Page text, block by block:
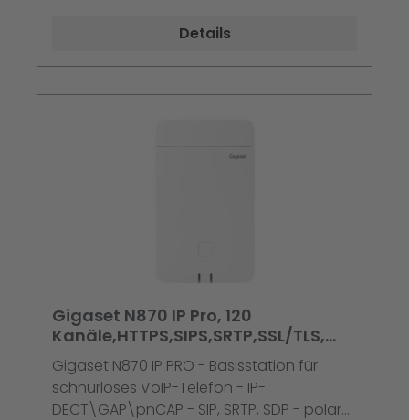
Details
Gigaset N870 IP Pro, 120
Kanäle,HTTPS,SIPS,SRTP,SSL/TLS,
Weiß, 5 - 45 °C, -20 - 70
Gigaset N870 IP PRO - Basisstation für
schnurloses VoIP-Telefon - IP-
DECT\GAP\pnCAP - SIP, SRTP, SDP - polar